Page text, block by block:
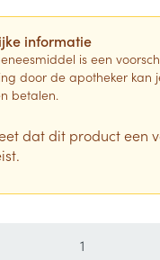
informatie
is een
door de apotheker kan
betalen.
dat dit product een